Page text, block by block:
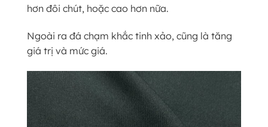
hơn đôi chút, hoặc cao hơn nữa.
Ngoài ra đá chạm khắc tinh xảo, cũng là tăng
giá trị và mức giá.